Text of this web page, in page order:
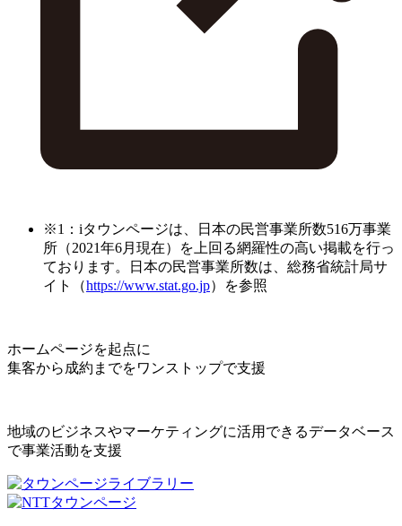
※1：iタウンページは、日本の民営事業所数516万事業
所（2021年6月現在）を上回る網羅性の高い掲載を行っ
ております。日本の民営事業所数は、総務省統計局サ
イト（https://www.stat.go.jp）を参照
ホームページを起点に
集客から成約までをワンストップで支援
地域のビジネスやマーケティングに活用できるデータベース
で事業活動を支援